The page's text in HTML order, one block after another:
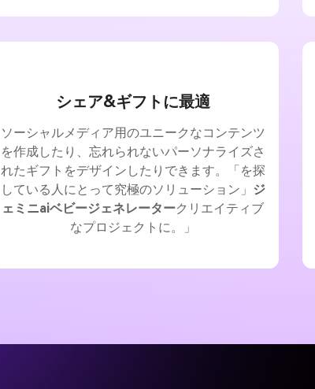
シェア&ギフトに最適
ソーシャルメディア用のユニークなコンテンツ
を作成したり、忘れられないパーソナライズさ
れたギフトをデザインしたりできます。「を探
している人にとって究極のソリューション」 ジ
ェミニaiベビージェネレータークリエイティブ
なプロジェクトに。」